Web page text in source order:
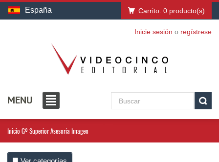
España Carrito: 0 producto(s)
Inicie sesión o regístrese
MENU
Inicio Gº Superior Asesoría Imagen